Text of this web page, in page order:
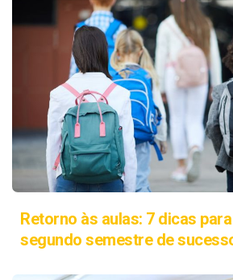
Retorno às aulas: 7 dicas
segundo semestre de